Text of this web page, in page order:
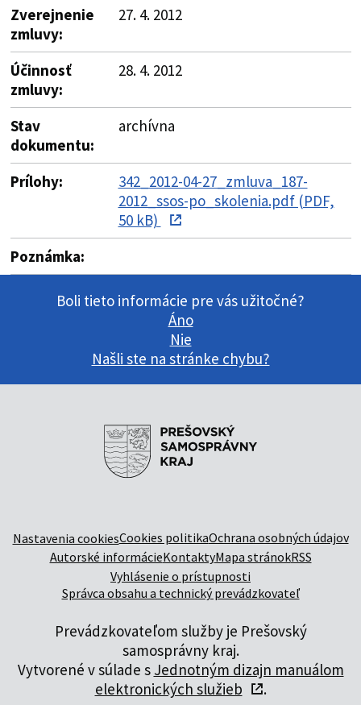
Zverejnenie
zmluvy:
27. 4. 2012
Účinnosť
zmluvy:
28. 4. 2012
Stav
dokumentu:
archívna
Prílohy:
342_2012-04-27_zmluva_187-
2012_ssos-po_skolenia.pdf (PDF,
50 kB)
Poznámka:
Boli tieto informácie pre vás užitočné?
Áno
Nie
Našli ste na stránke chybu?
Nastavenia cookiesCookies politikaOchrana osobných údajov
Autorské informácieKontaktyMapa stránokRSS
Vyhlásenie o prístupnosti
Správca obsahu a technický prevádzkovateľ
Prevádzkovateľom služby je Prešovský
samosprávny kraj.
Vytvorené v súlade s Jednotným dizajn manuálom
elektronických služieb
.